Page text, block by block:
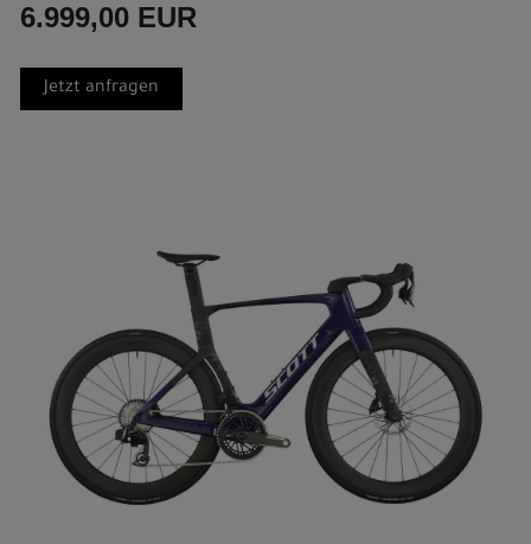
6.999,00 EUR
Jetzt anfragen